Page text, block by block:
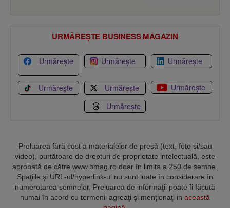
URMĂREȘTE BUSINESS MAGAZIN
Urmărește Urmărește Urmărește
Urmărește Urmărește
Urmărește
Urmărește
Preluarea fără cost a materialelor de presă (text, foto si/sau
video), purtătoare de drepturi de proprietate intelectuală, este
aprobată de către www.bmag.ro doar în limita a 250 de semne.
Spaţiile şi URL-ul/hyperlink-ul nu sunt luate în considerare în
numerotarea semnelor. Preluarea de informaţii poate fi făcută
numai în acord cu termenii agreaţi şi menţionaţi in această